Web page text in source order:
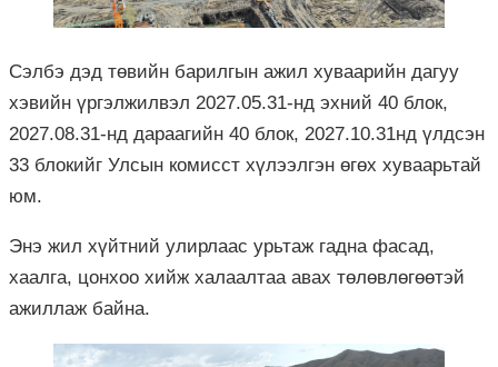
Сэлбэ дэд төвийн барилгын ажил хуваарийн дагуу
хэвийн үргэлжилвэл 2027.05.31-нд эхний 40 блок,
2027.08.31-нд дараагийн 40 блок, 2027.10.31нд үлдсэн
33 блокийг Улсын комисст хүлээлгэн өгөх хуваарьтай
юм.
Энэ жил хүйтний улирлаас урьтаж гадна фасад,
хаалга, цонхоо хийж халаалтаа авах төлөвлөгөөтэй
ажиллаж байна.